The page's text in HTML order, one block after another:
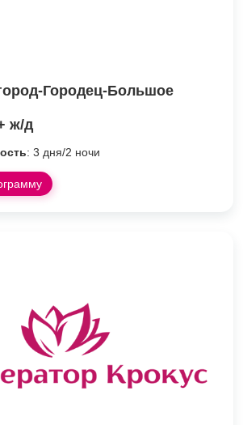
Городец-Большое
ж/д
: 3 дня/2 ночи